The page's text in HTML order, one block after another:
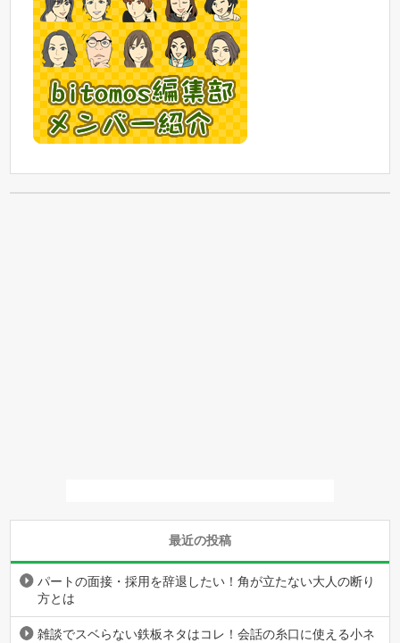
最近の投稿
パートの面接・採用を辞退したい！角が立たない大人の断り
方とは
雑談でスベらない鉄板ネタはコレ！会話の糸口に使える小ネ